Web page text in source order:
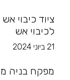
ציוד כיבוי
לכיבוי אש
21 ביוני 2024
מפקח בניה